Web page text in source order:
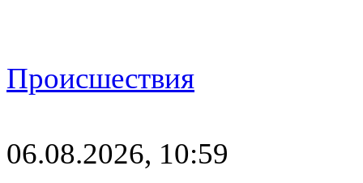
Происшествия
06.08.2026, 10:59